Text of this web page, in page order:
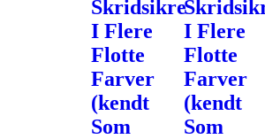
Skridsikre
I Flere
Flotte
Farver
(kendt
Som
I Flere
Flotte
Farver
(kendt
Som